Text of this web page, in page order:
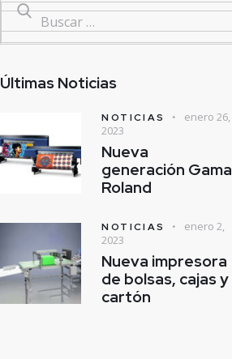
Últimas Noticias
NOTICIAS
enero 26,
2023
Nueva
generación Gama
Roland
NOTICIAS
enero 2,
2023
Nueva impresora
de bolsas, cajas y
cartón